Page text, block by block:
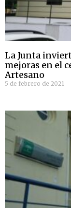
La Junta
mejoras en el
Artesano
5 de febrero de 2021